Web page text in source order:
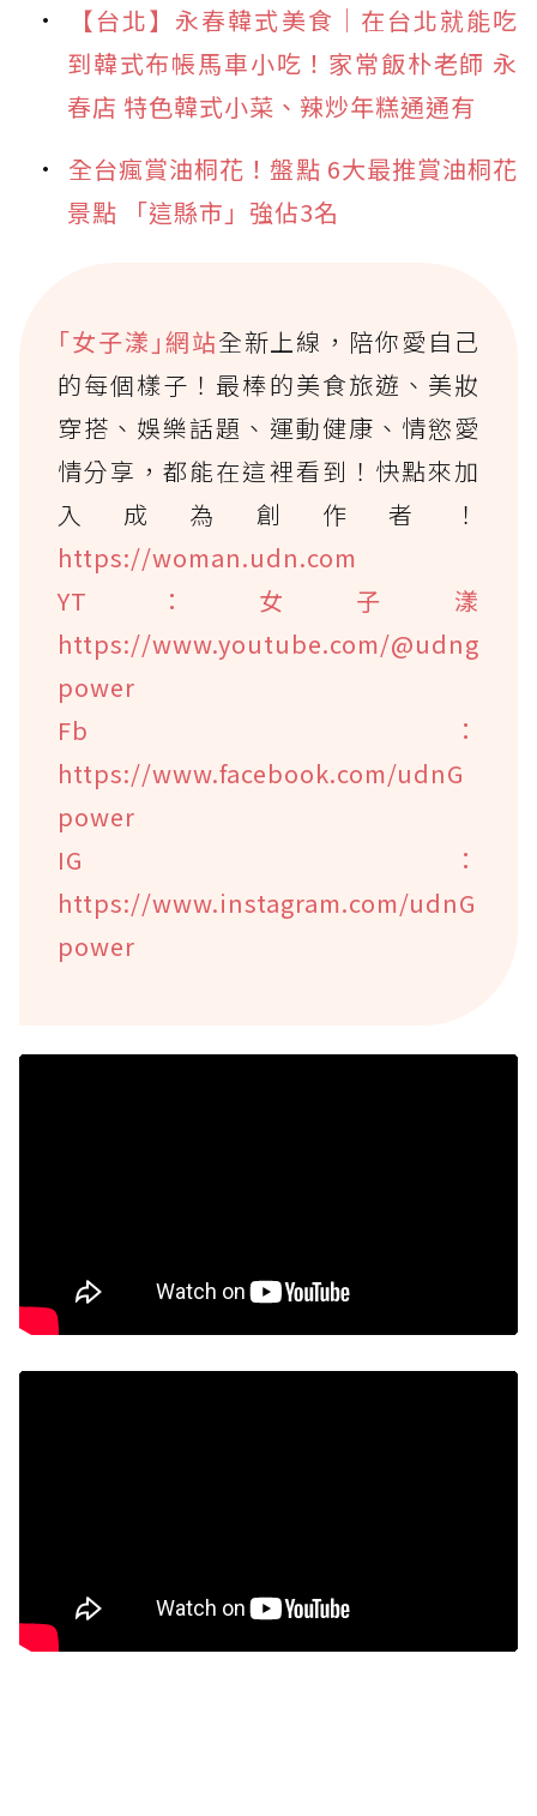
【台北】永春韓式美食｜在台北就能吃
到韓式布帳馬車小吃！家常飯朴老師 永
春店 特色韓式小菜、辣炒年糕通通有
全台瘋賞油桐花！盤點 6大最推賞油桐花
景點 「這縣市」強佔3名
｢女子漾｣網站全新上線，陪你愛自己
的每個樣子！最棒的美食旅遊、美妝
穿搭、娛樂話題、運動健康、情慾愛
情分享，都能在這裡看到！快點來加
入成為創作者！
https://woman.udn.com
YT：女子漾
https://www.youtube.com/@udng
power
Fb：
https://www.facebook.com/udnG
power
IG：
https://www.instagram.com/udnG
power